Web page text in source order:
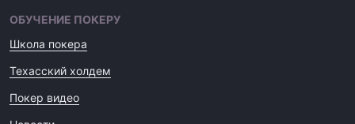
ОБУЧЕНИЕ ПОКЕРУ
Школа покера
Техасский холдем
Покер видео